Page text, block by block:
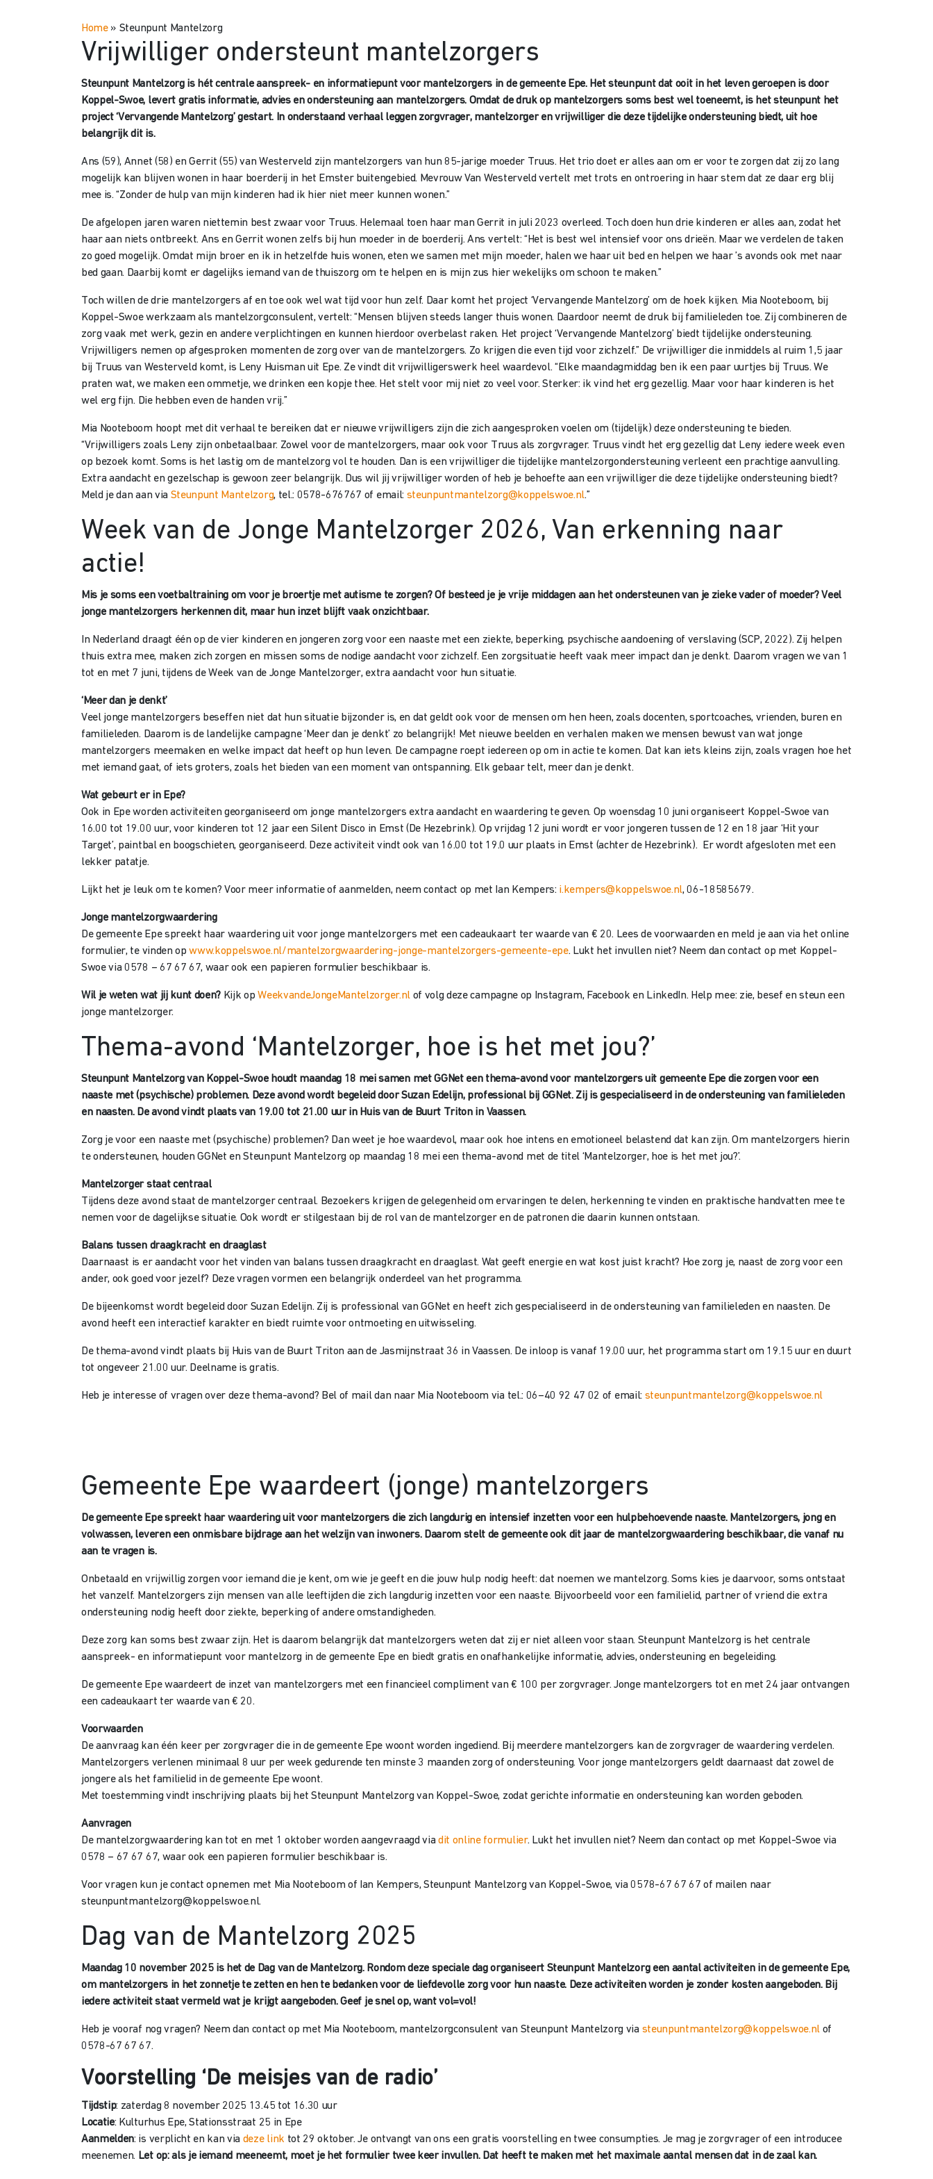
Home» Steunpunt Mantelzorg
Vrijwilliger ondersteunt mantelzorgers
Steunpunt Mantelzorg is hét centrale aanspreek- en informatiepunt voor mantelzorgers in de gemeente Epe. Het steunpunt dat ooit in het leven geroepen is door
Koppel-Swoe, levert gratis informatie, advies en ondersteuning aan mantelzorgers. Omdat de druk op mantelzorgers soms best wel toeneemt, is het steunpunt het
project ‘Vervangende Mantelzorg’ gestart. In onderstaand verhaal leggen zorgvrager, mantelzorger en vrijwilliger die deze tijdelijke ondersteuning biedt, uit hoe
belangrijk dit is.
Ans (59), Annet (58) en Gerrit (55) van Westerveld zijn mantelzorgers van hun 85-jarige moeder Truus. Het trio doet er alles aan om er voor te zorgen dat zij zo lang
mogelijk kan blijven wonen in haar boerderij in het Emster buitengebied. Mevrouw Van Westerveld vertelt met trots en ontroering in haar stem dat ze daar erg blij
mee is. “Zonder de hulp van mijn kinderen had ik hier niet meer kunnen wonen.”
De afgelopen jaren waren niettemin best zwaar voor Truus. Helemaal toen haar man Gerrit in juli 2023 overleed. Toch doen hun drie kinderen er alles aan, zodat het
haar aan niets ontbreekt. Ans en Gerrit wonen zelfs bij hun moeder in de boerderij. Ans vertelt: “Het is best wel intensief voor ons drieën. Maar we verdelen de taken
zo goed mogelijk. Omdat mijn broer en ik in hetzelfde huis wonen, eten we samen met mijn moeder, halen we haar uit bed en helpen we haar ’s avonds ook met naar
bed gaan. Daarbij komt er dagelijks iemand van de thuiszorg om te helpen en is mijn zus hier wekelijks om schoon te maken.”
Toch willen de drie mantelzorgers af en toe ook wel wat tijd voor hun zelf. Daar komt het project ‘Vervangende Mantelzorg’ om de hoek kijken. Mia Nooteboom, bij
Koppel-Swoe werkzaam als mantelzorgconsulent, vertelt: “Mensen blijven steeds langer thuis wonen. Daardoor neemt de druk bij familieleden toe. Zij combineren de
zorg vaak met werk, gezin en andere verplichtingen en kunnen hierdoor overbelast raken. Het project ‘Vervangende Mantelzorg’ biedt tijdelijke ondersteuning.
Vrijwilligers nemen op afgesproken momenten de zorg over van de mantelzorgers. Zo krijgen die even tijd voor zichzelf.” De vrijwilliger die inmiddels al ruim 1,5 jaar
bij Truus van Westerveld komt, is Leny Huisman uit Epe. Ze vindt dit vrijwilligerswerk heel waardevol. “Elke maandagmiddag ben ik een paar uurtjes bij Truus. We
praten wat, we maken een ommetje, we drinken een kopje thee. Het stelt voor mij niet zo veel voor. Sterker: ik vind het erg gezellig. Maar voor haar kinderen is het
wel erg fijn. Die hebben even de handen vrij.”
Mia Nooteboom hoopt met dit verhaal te bereiken dat er nieuwe vrijwilligers zijn die zich aangesproken voelen om (tijdelijk) deze ondersteuning te bieden.
“Vrijwilligers zoals Leny zijn onbetaalbaar. Zowel voor de mantelzorgers, maar ook voor Truus als zorgvrager. Truus vindt het erg gezellig dat Leny iedere week even
op bezoek komt. Soms is het lastig om de mantelzorg vol te houden. Dan is een vrijwilliger die tijdelijke mantelzorgondersteuning verleent een prachtige aanvulling.
Extra aandacht en gezelschap is gewoon zeer belangrijk. Dus wil jij vrijwilliger worden of heb je behoefte aan een vrijwilliger die deze tijdelijke ondersteuning biedt?
Meld je dan aan via Steunpunt Mantelzorg, tel.: 0578-676767 of email: steunpuntmantelzorg@koppelswoe.nl.”
Week van de Jonge Mantelzorger 2026, Van erkenning naar
actie!
Mis je soms een voetbaltraining om voor je broertje met autisme te zorgen? Of besteed je je vrije middagen aan het ondersteunen van je zieke vader of moeder? Veel
jonge mantelzorgers herkennen dit, maar hun inzet blijft vaak onzichtbaar.
In Nederland draagt één op de vier kinderen en jongeren zorg voor een naaste met een ziekte, beperking, psychische aandoening of verslaving (SCP, 2022). Zij helpen
thuis extra mee, maken zich zorgen en missen soms de nodige aandacht voor zichzelf. Een zorgsituatie heeft vaak meer impact dan je denkt. Daarom vragen we van 1
tot en met 7 juni, tijdens de Week van de Jonge Mantelzorger, extra aandacht voor hun situatie.
‘Meer dan je denkt’
Veel jonge mantelzorgers beseffen niet dat hun situatie bijzonder is, en dat geldt ook voor de mensen om hen heen, zoals docenten, sportcoaches, vrienden, buren en
familieleden. Daarom is de landelijke campagne ‘Meer dan je denkt’ zo belangrijk! Met nieuwe beelden en verhalen maken we mensen bewust van wat jonge
mantelzorgers meemaken en welke impact dat heeft op hun leven. De campagne roept iedereen op om in actie te komen. Dat kan iets kleins zijn, zoals vragen hoe het
met iemand gaat, of iets groters, zoals het bieden van een moment van ontspanning. Elk gebaar telt, meer dan je denkt.
Wat gebeurt er in Epe?
Ook in Epe worden activiteiten georganiseerd om jonge mantelzorgers extra aandacht en waardering te geven. Op woensdag 10 juni organiseert Koppel-Swoe van
16.00 tot 19.00 uur, voor kinderen tot 12 jaar een Silent Disco in Emst (De Hezebrink). Op vrijdag 12 juni wordt er voor jongeren tussen de 12 en 18 jaar ‘Hit your
Target’, paintbal en boogschieten, georganiseerd. Deze activiteit vindt ook van 16.00 tot 19.0 uur plaats in Emst (achter de Hezebrink). Er wordt afgesloten met een
lekker patatje.
Lijkt het je leuk om te komen? Voor meer informatie of aanmelden, neem contact op met Ian Kempers: i.kempers@koppelswoe.nl, 06-18585679.
Jonge mantelzorgwaardering
De gemeente Epe spreekt haar waardering uit voor jonge mantelzorgers met een cadeaukaart ter waarde van € 20. Lees de voorwaarden en meld je aan via het online
formulier, te vinden opwww.koppelswoe.nl/mantelzorgwaardering-jonge-mantelzorgers-gemeente-epe. Lukt het invullen niet? Neem dan contact op met Koppel-
Swoe via 0578 – 67 67 67, waar ook een papieren formulier beschikbaar is.
Wil je weten wat jij kunt doen? Kijk opWeekvandeJongeMantelzorger.nl of volg deze campagne op Instagram, Facebook en LinkedIn. Help mee: zie, besef en steun een
jonge mantelzorger.
Thema-avond ‘Mantelzorger, hoe is het met jou?’
Steunpunt Mantelzorg van Koppel-Swoe houdt maandag 18 mei samen met GGNet een thema-avond voor mantelzorgers uit gemeente Epe die zorgen voor een
naaste met (psychische) problemen. Deze avond wordt begeleid door Suzan Edelijn, professional bij GGNet. Zij is gespecialiseerd in de ondersteuning van familieleden
en naasten. De avond vindt plaats van 19.00 tot 21.00 uur in Huis van de Buurt Triton in Vaassen.
Zorg je voor een naaste met (psychische) problemen? Dan weet je hoe waardevol, maar ook hoe intens en emotioneel belastend dat kan zijn. Om mantelzorgers hierin
te ondersteunen, houden GGNet en Steunpunt Mantelzorg op maandag 18 mei een thema-avond met de titel ‘Mantelzorger, hoe is het met jou?’.
Mantelzorger staat centraal
Tijdens deze avond staat de mantelzorger centraal. Bezoekers krijgen de gelegenheid om ervaringen te delen, herkenning te vinden en praktische handvatten mee te
nemen voor de dagelijkse situatie. Ook wordt er stilgestaan bij de rol van de mantelzorger en de patronen die daarin kunnen ontstaan.
Balans tussen draagkracht en draaglast
Daarnaast is er aandacht voor het vinden van balans tussen draagkracht en draaglast. Wat geeft energie en wat kost juist kracht? Hoe zorg je, naast de zorg voor een
ander, ook goed voor jezelf? Deze vragen vormen een belangrijk onderdeel van het programma.
De bijeenkomst wordt begeleid door Suzan Edelijn. Zij is professional van GGNet en heeft zich gespecialiseerd in de ondersteuning van familieleden en naasten. De
avond heeft een interactief karakter en biedt ruimte voor ontmoeting en uitwisseling.
De thema-avond vindt plaats bij Huis van de Buurt Triton aan de Jasmijnstraat 36 in Vaassen. De inloop is vanaf 19.00 uur, het programma start om 19.15 uur en duurt
tot ongeveer 21.00 uur. Deelname is gratis.
Heb je interesse of vragen over deze thema-avond? Bel of mail dan naar Mia Nooteboom via tel.: 06–40 92 47 02 of email: steunpuntmantelzorg@koppelswoe.nl
Gemeente Epe waardeert (jonge) mantelzorgers
De gemeente Epe spreekt haar waardering uit voor mantelzorgers die zich langdurig en intensief inzetten voor een hulpbehoevende naaste. Mantelzorgers, jong en
volwassen, leveren een onmisbare bijdrage aan het welzijn van inwoners. Daarom stelt de gemeente ook dit jaar de mantelzorgwaardering beschikbaar, die vanaf nu
aan te vragen is.
Onbetaald en vrijwillig zorgen voor iemand die je kent, om wie je geeft en die jouw hulp nodig heeft: dat noemen we mantelzorg. Soms kies je daarvoor, soms ontstaat
het vanzelf. Mantelzorgers zijn mensen van alle leeftijden die zich langdurig inzetten voor een naaste. Bijvoorbeeld voor een familielid, partner of vriend die extra
ondersteuning nodig heeft door ziekte, beperking of andere omstandigheden.
Deze zorg kan soms best zwaar zijn. Het is daarom belangrijk dat mantelzorgers weten dat zij er niet alleen voor staan. Steunpunt Mantelzorg is het centrale
aanspreek- en informatiepunt voor mantelzorg in de gemeente Epe en biedt gratis en onafhankelijke informatie, advies, ondersteuning en begeleiding.
De gemeente Epe waardeert de inzet van mantelzorgers met een financieel compliment van € 100 per zorgvrager. Jonge mantelzorgers tot en met 24 jaar ontvangen
een cadeaukaart ter waarde van € 20.
Voorwaarden
De aanvraag kan één keer per zorgvrager die in de gemeente Epe woont worden ingediend. Bij meerdere mantelzorgers kan de zorgvrager de waardering verdelen.
Mantelzorgers verlenen minimaal 8 uur per week gedurende ten minste 3 maanden zorg of ondersteuning. Voor jonge mantelzorgers geldt daarnaast dat zowel de
jongere als het familielid in de gemeente Epe woont.
Met toestemming vindt inschrijving plaats bij het Steunpunt Mantelzorg van Koppel-Swoe, zodat gerichte informatie en ondersteuning kan worden geboden.
Aanvragen
De mantelzorgwaardering kan tot en met 1 oktober worden aangevraagd via dit online formulier. Lukt het invullen niet? Neem dan contact op met Koppel-Swoe via
0578 – 67 67 67, waar ook een papieren formulier beschikbaar is.
Voor vragen kun je contact opnemen met Mia Nooteboom of Ian Kempers, Steunpunt Mantelzorg van Koppel-Swoe, via 0578-67 67 67 of mailen naar
steunpuntmantelzorg@koppelswoe.nl.
Dag van de Mantelzorg 2025
Maandag 10 november 2025 is het de Dag van de Mantelzorg. Rondom deze speciale dag organiseert Steunpunt Mantelzorg een aantal activiteiten in de gemeente Epe,
om mantelzorgers in het zonnetje te zetten en hen te bedanken voor de liefdevolle zorg voor hun naaste. Deze activiteiten worden je zonder kosten aangeboden. Bij
iedere activiteit staat vermeld wat je krijgt aangeboden. Geef je snel op, want vol=vol!
Heb je vooraf nog vragen? Neem dan contact op met Mia Nooteboom, mantelzorgconsulent van Steunpunt Mantelzorg via steunpuntmantelzorg@koppelswoe.nlof
0578-67 67 67.
Voorstelling ‘De meisjes van de radio’
Tijdstip: zaterdag 8 november 2025 13.45 tot 16.30 uur
Locatie: Kulturhus Epe, Stationsstraat 25 in Epe
Aanmelden: is verplicht en kan via deze link tot 29 oktober. Je ontvangt van ons een gratis voorstelling en twee consumpties. Je mag je zorgvrager of een introducee
meenemen. Let op: als je iemand meeneemt, moet je het formulier twee keer invullen. Dat heeft te maken met het maximale aantal mensen dat in de zaal kan.